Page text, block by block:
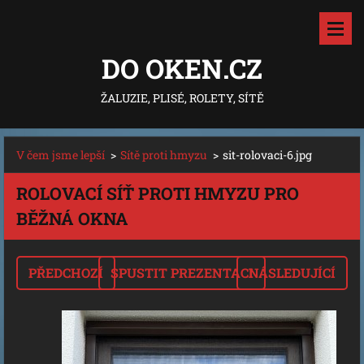
DO OKEN.CZ
ŽALUZIE, PLISÉ, ROLETY, SÍTĚ
V čem jsme lepší > Sítě proti hmyzu > sit-rolovaci-6.jpg
ROLOVACÍ SÍŤ PROTI HMYZU PRO
BĚŽNÁ OKNA
PŘEDCHOZÍ SPUSTIT PREZENTACINÁSLEDUJÍCÍ